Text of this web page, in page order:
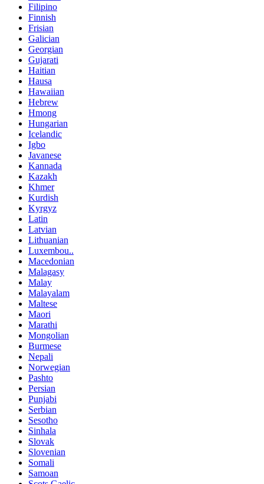
Filipino
Finnish
Frisian
Galician
Georgian
Gujarati
Haitian
Hausa
Hawaiian
Hebrew
Hmong
Hungarian
Icelandic
Igbo
Javanese
Kannada
Kazakh
Khmer
Kurdish
Kyrgyz
Latin
Latvian
Lithuanian
Luxembou..
Macedonian
Malagasy
Malay
Malayalam
Maltese
Maori
Marathi
Mongolian
Burmese
Nepali
Norwegian
Pashto
Persian
Punjabi
Serbian
Sesotho
Sinhala
Slovak
Slovenian
Somali
Samoan